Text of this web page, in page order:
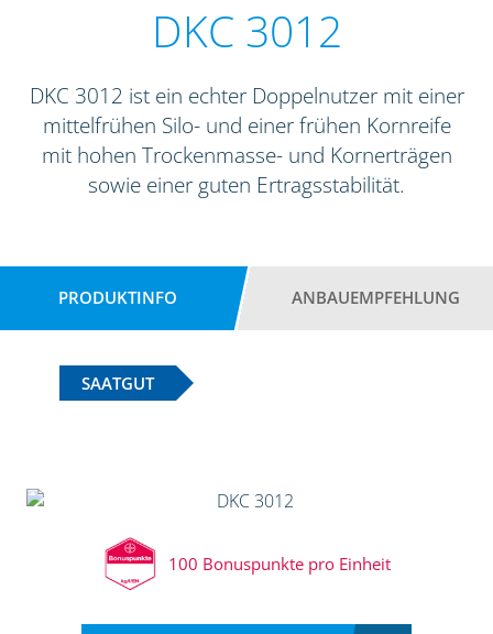
DKC 3012
DKC 3012 ist ein echter Doppelnutzer mit einer
mittelfrühen Silo- und einer frühen Kornreife
mit hohen Trockenmasse- und Kornerträgen
sowie einer guten Ertragsstabilität.
PRODUKTINFO ANBAUEMPFEHLUNG
SAATGUT
100 Bonuspunkte pro Einheit